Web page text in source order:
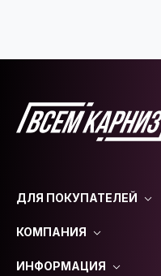
ДЛЯ ПОКУПАТЕЛЕЙ
КОМПАНИЯ
ИНФОРМАЦИЯ